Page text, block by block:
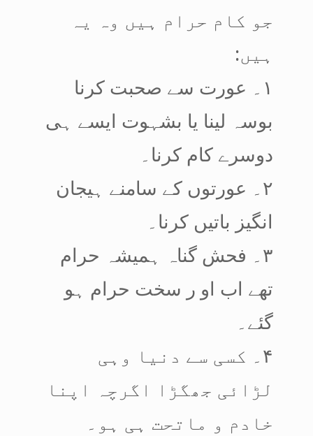
جو کام حرام ہیں وہ یہ
ہیں:
۱۔ عورت سے صحبت کرنا
بوسہ لینا یا بشہوت ایسے ہی
دوسرے کام کرنا۔
۲۔ عورتوں کے سامنے ہیجان
انگیز باتیں کرنا۔
۳۔ فحش گناہ ہمیشہ حرام
تھے اب او ر سخت حرام ہو
گئے۔
۴۔ کسی سے دنیا وہی
لڑائی جھگڑا اگرچہ اپنا
خادم و ماتحت ہی ہو۔